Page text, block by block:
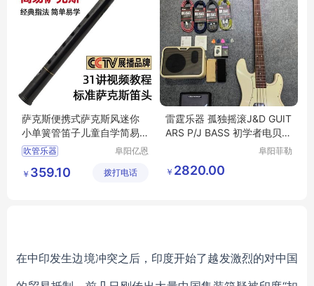
萨克斯便携式萨克斯风迷你
小单簧管笛子儿童自学简易
吹管乐器
吹管乐器
吹管乐器厂家直销
阜阳亿恩
有限公司
￥ 359.10 拨打电话
雷霆乐器 孤独摇滚J&D GUIT
ARS P/J BASS 初学者电贝司
阜阳菲勒
￥ 2820.00
在中印发生边境冲突之后，印度开始了越发激烈的对中国